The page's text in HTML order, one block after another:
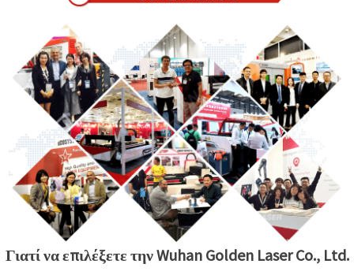
Γιατί να επιλέξετε την Wuhan Golden Laser Co., Ltd.